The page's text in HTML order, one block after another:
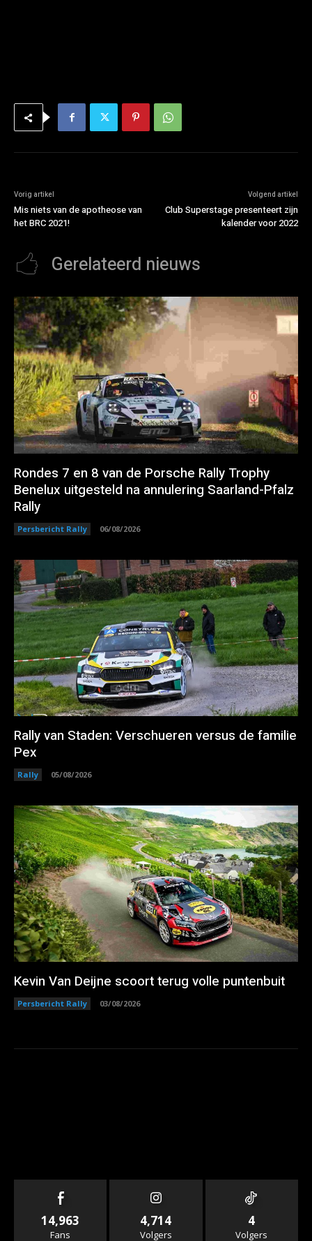
Vorig artikel
Mis niets van de apotheose van
het BRC 2021!
Volgend artikel
Club Superstage presenteert zijn
kalender voor 2022
Gerelateerd nieuws
Rondes 7 en 8 van de Porsche Rally Trophy
Benelux uitgesteld na annulering Saarland-Pfalz
Rally
Persbericht Rally 06/08/2026
Rally van Staden: Verschueren versus de familie
Pex
Rally 05/08/2026
Kevin Van Deijne scoort terug volle puntenbuit
Persbericht Rally 03/08/2026
14,963
Fans
4,714
Volgers
4
Volgers